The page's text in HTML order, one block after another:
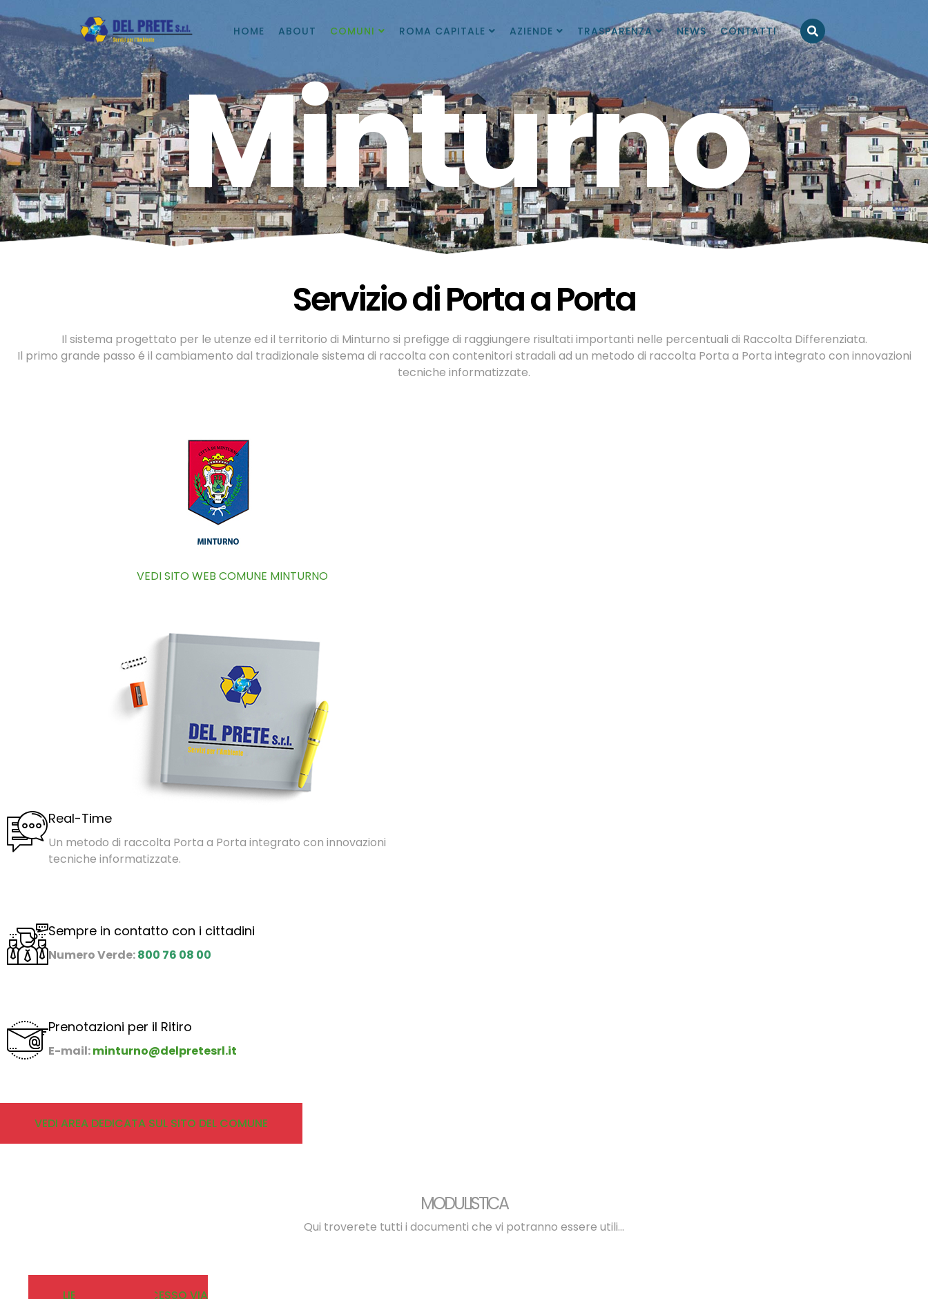
HOME ABOUT COMUNI ROMA CAPITALE AZIENDE TRASPARENZA NEWS CONTATTI
Minturno
Servizio di Porta a Porta
Il sistema progettato per le utenze ed il territorio di Minturno si prefigge di raggiungere risultati importanti nelle percentuali di Raccolta Differenziata.
Il primo grande passo é il cambiamento dal tradizionale sistema di raccolta con contenitori stradali ad un metodo di raccolta Porta a Porta integrato con innovazioni
tecniche informatizzate.
VEDI SITO WEB COMUNE MINTURNO
Real-Time
Un metodo di raccolta Porta a Porta integrato con innovazioni
tecniche informatizzate.
Sempre in contatto con i cittadini
Numero Verde:800 76 08 00
Prenotazioni per il Ritiro
E-mail:minturno@delpretesrl.it
VEDI AREA DEDICATA SUL SITO DEL COMUNE
MODULISTICA
Qui troverete tutti i documenti che vi potranno essere utili...
LIBERATORIA ACCESSO VIA